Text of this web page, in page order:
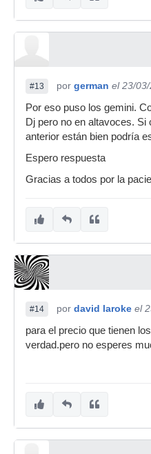
#13 por german el 23/
Por eso puso los gemini.
Dj pero no en altavoces. Si
anterior están bien podría
Espero respuesta
Gracias a todos por la
#14 por david laroke el
para el precio que tienen
verdad.pero no esperes